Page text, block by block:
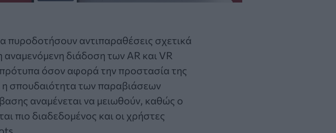
αντιπαραθέσεις σχετικά
αναμενόμενη διάδοση των AR και VR
πρότυπα όσον αφορά την προστασία της
η σπουδαιότητα των παραβιάσεων
αναμένεται να μειωθούν, καθώς ο
πιο διαδεδομένος και οι χρήστες